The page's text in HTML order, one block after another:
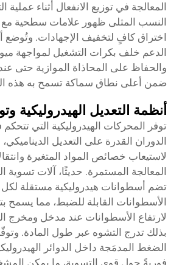
المعالجة في توزيع الانفعال أثناء عملية
النسب المثلى ظهور علامات سطحية
اختراق كافٍ لتخفيف الإجهادات. وتُوضع
الدعم خلف بكرات التشغيل لمواجهة
والحفاظ على المحاذاة الموازية حتى
ضمن أعلى نطاق سماكة تسمح به هذه
أنظمة التعديل الهيدروليكية
توفر المحركات الهيدروليكية التي
الدوران القدرة على التعديل
لاستيعاب خصائص المواد المتغيرة
المعالجة المستمرة. حديثًا، آلات تسوية
تضم أسطوانات هيدروليكية مستقلة
الأسطوانات القابلة للضبط، مما يسمح
لارتفاع الأسطوانات عند مدخل ومخرج
بذلك تدرج التشوه عبر طول المادة.
الضغط المدمَجة داخل الدوائر
فوريةً حول قوى التسوية، ما يمكن